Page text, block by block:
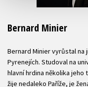
Bernard Minier
Bernard Minier vyrůstal
Pyrenejích. Studoval na
hlavní hrdina několika
žije nedaleko Paříže, je